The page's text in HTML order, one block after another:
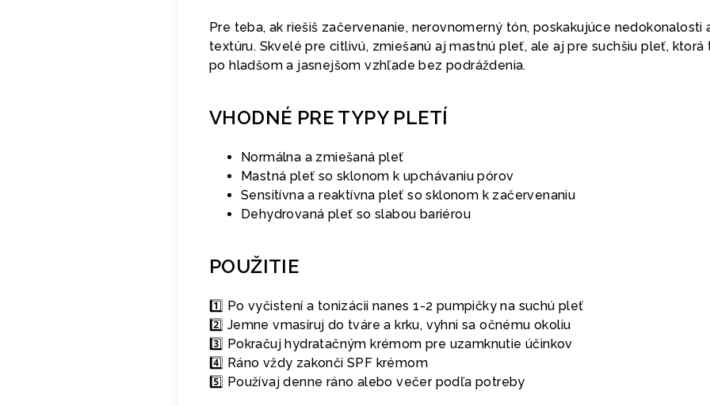
Pre teba, ak riešiš začervenanie, nerovnomerný tón, poskakujúce nedokonalosti
textúru. Skvelé pre citlivú, zmiešanú aj mastnú pleť, ale aj pre suchšiu pleť, ktorá
po hladšom a jasnejšom vzhľade bez podráždenia.
VHODNÉ PRE TYPY PLETÍ
Normálna a zmiešaná pleť
Mastná pleť so sklonom k upchávaniu pórov
Sensitívna a reaktívna pleť so sklonom k začervenaniu
Dehydrovaná pleť so slabou bariérou
POUŽITIE
1️⃣ Po vyčistení a tonizácii nanes 1-2 pumpičky na suchú pleť
2️⃣ Jemne vmasíruj do tváre a krku, vyhni sa očnému okoliu
3️⃣ Pokračuj hydratačným krémom pre uzamknutie účinkov
4️⃣ Ráno vždy zakonči SPF krémom
5️⃣ Používaj denne ráno alebo večer podľa potreby